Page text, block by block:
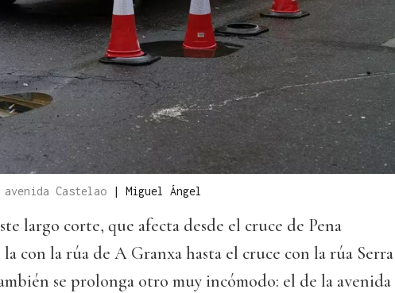
Castelao | Miguel Ángel
largo corte, que afecta desde el cruce de Pena
con la rúa de A Granxa hasta el cruce con la rúa Serra
se prolonga otro muy incómodo: el de la avenida